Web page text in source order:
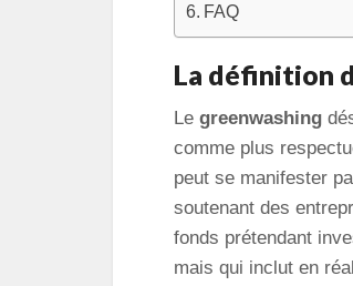
FAQ
La définition
Le greenwashing
comme plus
peut se manifester
soutenant des
fonds prétendant
mais qui inclut en